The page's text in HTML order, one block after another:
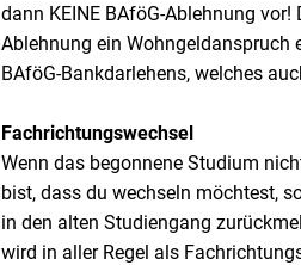
dann KEINE BAföG-Ablehnung
Ablehnung ein Wohngeldanspruch
BAföG-Bankdarlehens, welches
Fachrichtungswechsel
Wenn das begonnene Studium
bist, dass du wechseln möchtest,
in den alten Studiengang
wird in aller Regel als